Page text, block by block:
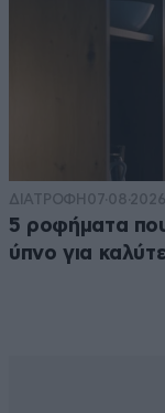
ΔΙΑΤΡΟΦΗ
5 ροφήματα που
ύπνο για